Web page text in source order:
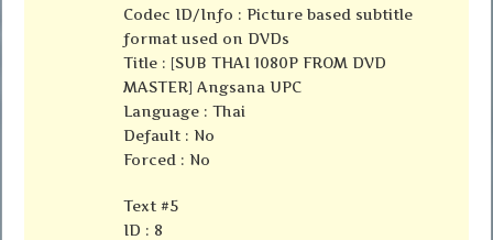
Codec ID/Info : Picture based subtitle
format used on DVDs
Title : [SUB THAI 1080P FROM DVD
MASTER] Angsana UPC
Language : Thai
Default : No
Forced : No
Text #5
ID : 8